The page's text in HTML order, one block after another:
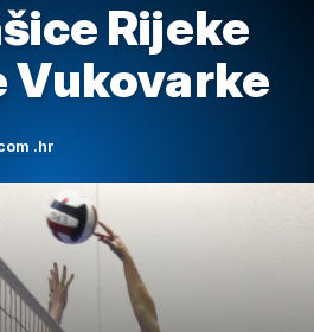
Rijeke
Vukovarke
.hr